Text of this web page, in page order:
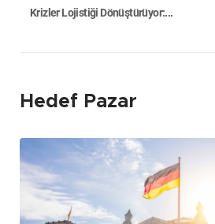
Krizler Lojistiği Dönüştürüyor:...
Hedef Pazar